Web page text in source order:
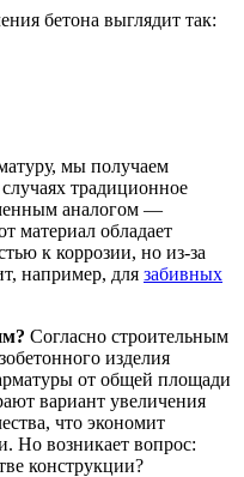
бетона выглядит так:
мы получаем
традиционное
аналогом —
материал обладает
к коррозии, но из-за
например, для забивных
Согласно строительным
изделия
от общей площади
вариант увеличения
что экономит
Но возникает вопрос:
конструкции?